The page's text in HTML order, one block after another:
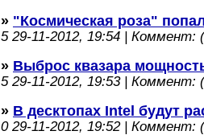
» "Космическая роза"
529-11-2012, 19:54 | Коммент:
» Выброс квазара
529-11-2012, 19:53 | Коммент:
» В десктопах Intel будут
029-11-2012, 19:52 | Коммент: